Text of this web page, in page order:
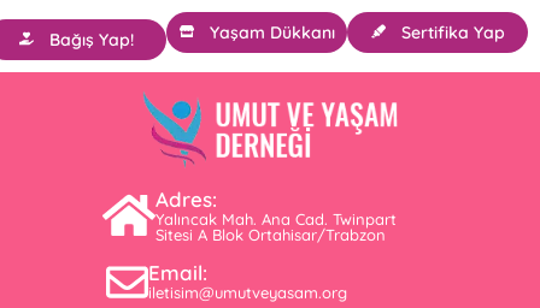
Sertifika Yap
Yaşam Dükkanı
Bağış Yap!
Adres:
Yalıncak Mah. Ana Cad. Twinpart
Sitesi A Blok Ortahisar/Trabzon
Email:
iletisim@umutveyasam.org